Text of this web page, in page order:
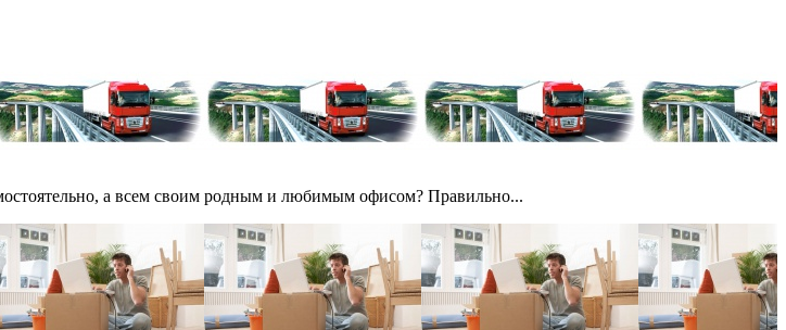
а всем своим родным и любимым офисом? Правильно...